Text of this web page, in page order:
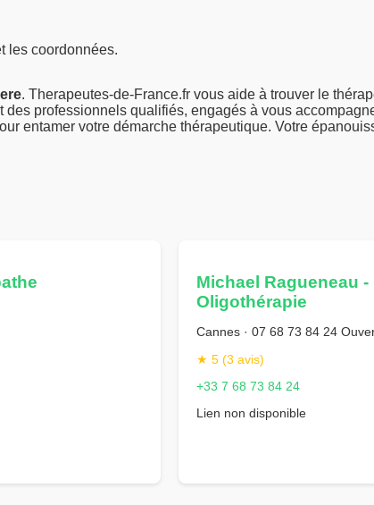
les coordonnées.
. Therapeutes-de-France.fr vous aide à trouver le
des professionnels qualifiés, engagés à vous
entamer votre démarche thérapeutique. Votre
Michael Ragueneau
Oligothérapie
Cannes · 07 68 73 84 24
★ 5 (3 avis)
+33 7 68 73 84 24
Lien non disponible